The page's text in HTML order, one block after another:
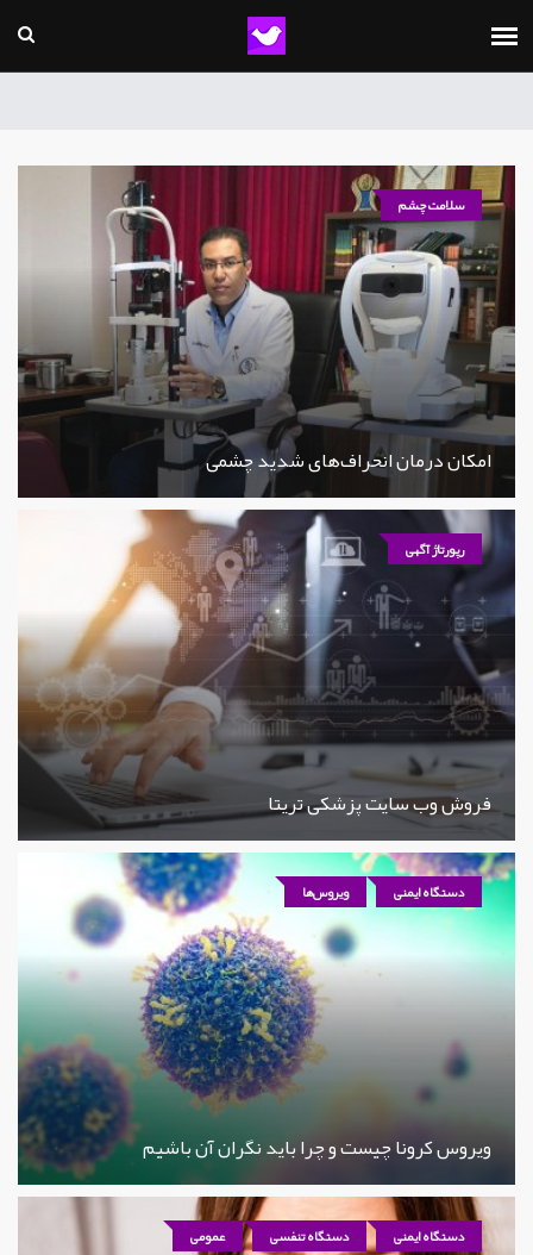
سلامت چشم
امکان درمان انحراف‌های شدید چشمی
رپورتاژ آگهی
فروش وب سایت پزشکی تریتا
دستگاه ایمنی ویروس‌ها
ویروس کرونا چیست و چرا باید نگران آن باشیم
دستگاه ایمنی دستگاه تنفسی عمومی